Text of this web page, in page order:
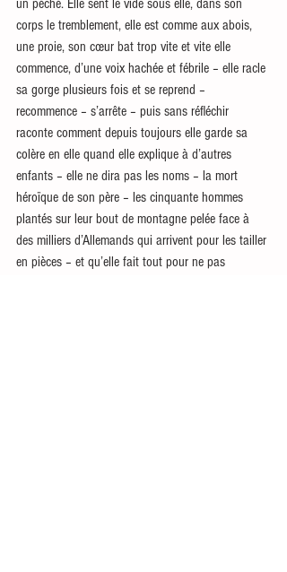
un péché. Elle sent le vide sous elle, dans son
corps le tremblement, elle est comme aux abois,
une proie, son cœur bat trop vite et vite elle
commence, d’une voix hachée et fébrile – elle racle
sa gorge plusieurs fois et se reprend –
recommence – s’arrête – puis sans réfléchir
raconte comment depuis toujours elle garde sa
colère en elle quand elle explique à d’autres
enfants – elle ne dira pas les noms – la mort
héroïque de son père – les cinquante hommes
plantés sur leur bout de montagne pelée face à
des milliers d’Allemands qui arrivent pour les tailler
en pièces – et qu’elle fait tout pour ne pas